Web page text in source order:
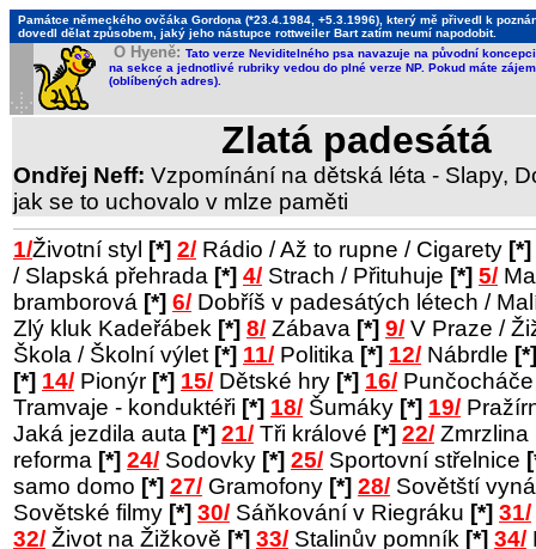
Památce německého ovčáka Gordona (*23.4.1984, +5.3.1996), který mě přivedl k
dovedl dělat způsobem, jaký jeho nástupce rottweiler Bart zatím neumí napodobit.
O Hyeně: Tato verze Neviditelného psa navazuje na původní
na sekce a jednotlivé rubriky vedou do plné verze NP. Pokud máte
(oblíbených adres).
Zlatá padesátá
Ondřej Neff: Vzpomínání na dětská léta - Slapy,
jak se to uchovalo v mlze paměti
1/Životní styl [*] 2/ Rádio / Až to rupne / Cigarety [*]
/ Slapská přehrada [*] 4/ Strach / Přituhuje [*] 5/
bramborová [*] 6/ Dobříš v padesátých létech /
Zlý kluk Kadeřábek [*] 8/ Zábava [*] 9/ V Praze /
Škola / Školní výlet [*] 11/ Politika [*] 12/ Nábrdle [*]
[*] 14/ Pionýr [*] 15/ Dětské hry [*] 16/
Tramvaje - konduktéři [*] 18/ Šumáky [*] 19/
Jaká jezdila auta [*] 21/ Tři králové [*] 22/ Zmrzlina
reforma [*] 24/ Sodovky [*] 25/ Sportovní střelnice
samo domo [*] 27/ Gramofony [*] 28/ Sovětští
Sovětské filmy [*] 30/ Sáňkování v Riegráku [*] 31/
32/ Život na Žižkově [*] 33/ Stalinův pomník [*] 34/